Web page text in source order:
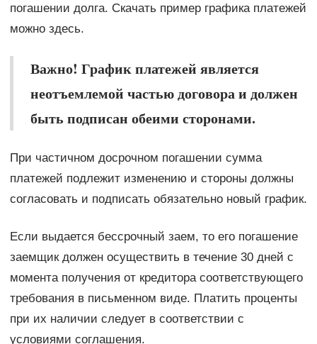
погашении долга. Скачать пример графика платежей
можно здесь.
Важно! График платежей является
неотъемлемой частью договора и должен
быть подписан обеими сторонами.
При частичном досрочном погашении сумма
платежей подлежит изменению и стороны должны
согласовать и подписать обязательно новый график.
Если выдается бессрочный заем, то его погашение
заемщик должен осуществить в течение 30 дней с
момента получения от кредитора соответствующего
требования в письменном виде. Платить проценты
при их наличии следует в соответствии с
условиями соглашения.